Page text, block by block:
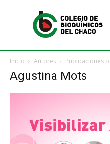
Inicio Autores Publicaciones
Agustina Mots